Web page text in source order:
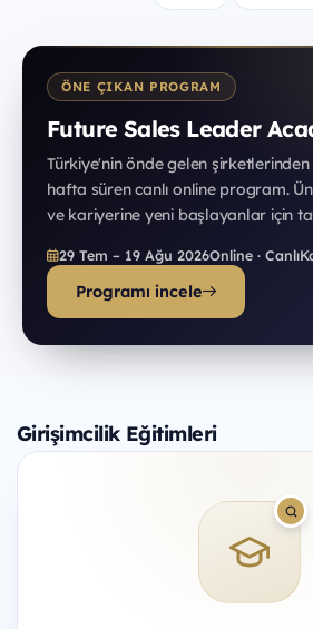
ÖNE ÇIKAN PROGRAM
Future Sales Leader
Türkiye'nin önde gelen
hafta süren canlı online program.
ve kariyerine yeni başlayanlar için
29 Tem – 19 Ağu 2026Online · Canlı
Programı incele
Girişimcilik Eğitimleri